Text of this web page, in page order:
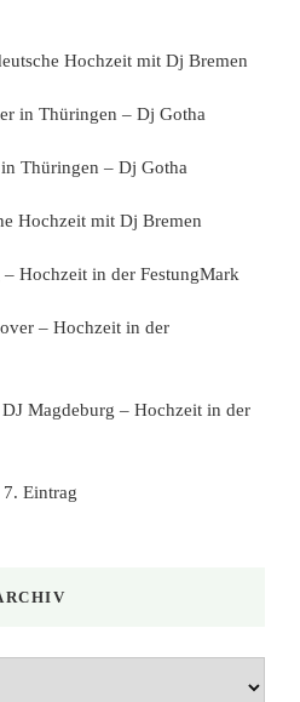
Hochzeit mit Dj Bremen
in Thüringen – Dj Gotha
Thüringen – Dj Gotha
Hochzeit mit Dj Bremen
Hochzeit in der FestungMark
– Hochzeit in der
DJ Magdeburg – Hochzeit in der
Eintrag